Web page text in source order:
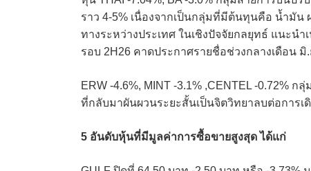
ราว 4-5% เนื่องจากเป็นกลุ่มที่มีต้นทุนคือ น้ำมั
ทางระหว่างประเทศ ในเชิงปัจจัยกลยุทธ์ แนะน
รอบ 2H26 คาดประกาศรายชื่อช่วงกลางเดือน มิ.
ERW -4.6%, MINT -3.1% ,CENTEL -0.72%
ที่กลับมาผันผวนระยะสั้นเป็นจิตวิทยาลบต่อการเ
5 อันดับหุ้นที่มีมูลค่าการซื้อขายสูงสุด ได้แก่